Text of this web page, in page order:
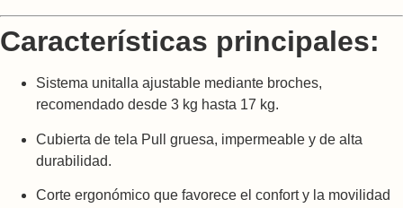
Características principales:
Sistema unitalla ajustable mediante broches,
recomendado desde 3 kg hasta 17 kg.
Cubierta de tela Pull gruesa, impermeable y de alta
durabilidad.
Corte ergonómico que favorece el confort y la movilidad